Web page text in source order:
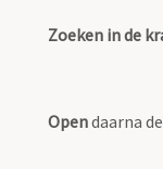
Zoeken in de
Opendaarna